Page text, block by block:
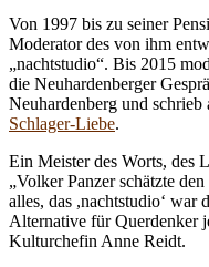
Von 1997 bis zu seiner
Moderator des von ihm
„nachtstudio“. Bis 2015
die Neuhardenberger
Neuhardenberg und schrieb
Schlager-Liebe.
Ein Meister des Worts, des
„Volker Panzer schätzte
alles, das ,nachtstudio‘ war
Alternative für Querdenker
Kulturchefin Anne Reidt.